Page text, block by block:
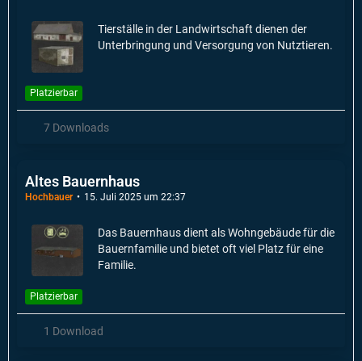
Tierställe in der Landwirtschaft dienen der
Unterbringung und Versorgung von Nutztieren.
Platzierbar
7 Downloads
Altes Bauernhaus
Hochbauer 15. Juli 2025 um 22:37
Das Bauernhaus dient als Wohngebäude für die
Bauernfamilie und bietet oft viel Platz für eine
Familie.
Platzierbar
1 Download